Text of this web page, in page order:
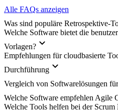
Alle FAQs anzeigen
Was sind populäre Retrospektive-
Welche Software bietet die
Vorlagen?
Empfehlungen für cloudbasierte
Durchführung
Vergleich von Softwarelösungen
Welche Software empfehlen Agile
Welche Tools helfen bei der Scrum